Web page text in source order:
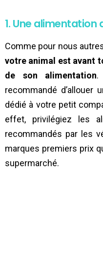
1. Une alimentation
Comme pour nous
votre animal est avant
de son alimentation.
recommandé d’allouer
dédié à votre petit
effet, privilégiez les
recommandés par les
marques premiers prix
supermarché.